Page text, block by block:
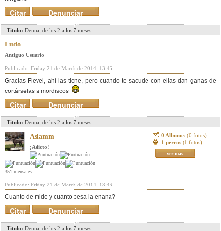
Denunciar
mensaje
Citar
Titulo: Denna, de los 2 a los 7 meses.
Ludo
Antiguo Usuario
Publicado: Friday 21 de March de 2014, 13:46
Gracias Fievel, ahí las tiene, pero cuando te sacude con ellas dan ganas de
cortárselas a mordiscos
Denunciar
mensaje
Citar
Titulo: Denna, de los 2 a los 7 meses.
Aslamm
¡Adicto!
351 mensajes
0 Albumes (0 fotos)
1 perros (1 fotos)
ver mas
Publicado: Friday 21 de March de 2014, 13:46
Cuanto de mide y cuanto pesa la enana?
Denunciar
mensaje
Citar
Titulo: Denna, de los 2 a los 7 meses.